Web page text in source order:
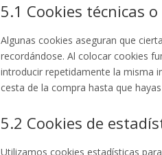
5.1 Cookies técnicas
Algunas cookies aseguran que
recordándose. Al colocar cookies
introducir repetidamente la misma
cesta de la compra hasta que
5.2 Cookies de
Utilizamos cookies estadísticas